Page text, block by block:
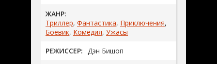
ЖАНР:
Триллер, Фантастика, Приключения,
Боевик, Комедия, Ужасы
РЕЖИССЕР: Дэн Бишоп